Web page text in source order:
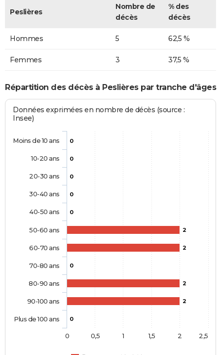
Peslières
Nombre de
décès
% des
décès
Hommes 5 62,5 %
Femmes 3 37,5 %
Répartition des décès à Peslières par tranche d'âges
Données exprimées en nombre de décès (source :
Insee)
0
0
0
0
0
2
2
0
2
2
0
Moins de 10 ans
10-20 ans
20-30 ans
30-40 ans
40-50 ans
50-60 ans
60-70 ans
70-80 ans
80-90 ans
90-100 ans
Plus de 100 ans
0 0,5 1 1,5 2 2,5